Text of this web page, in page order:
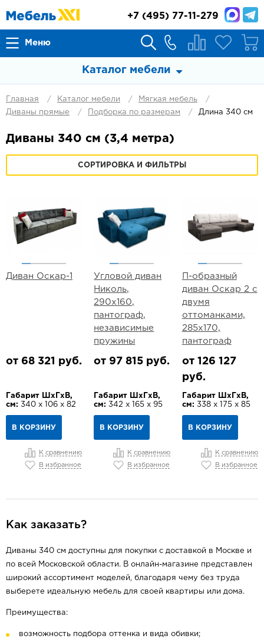
Меню
+7 (495) 77-11-279
Каталог мебели
Главная Каталог мебели
Мягкая мебель
Диваны прямые
Подборка по размерам Длина 340 см
Диваны 340 см (3,4 метра)
СОРТИРОВКА И ФИЛЬТРЫ
Диван Оскар-1
от 68 321 руб.
Габарит ШхГхВ,
см: 340 х 106 х 82
В КОРЗИНУ
К сравнению
В избранное
Угловой диван
Николь,
290х160,
пантограф,
независимые
пружины
от 97 815 руб.
Габарит ШхГхВ,
см: 342 х 165 х 95
В КОРЗИНУ
К сравнению
В избранное
П-образный
диван Оскар 2 с
двумя
оттоманками,
285х170,
пантограф
от 126 127
руб.
Габарит ШхГхВ,
см: 338 х 175 х 85
В КОРЗИНУ
К сравнению
В избранное
Как заказать?
Диваны 340 см доступны для покупки с доставкой в Москве и
по всей Московской области. В онлайн-магазине представлен
широкий ассортимент моделей, благодаря чему без труда
выберете идеальную мебель для своей квартиры или дома.
Преимущества:
возможность подбора оттенка и вида обивки;